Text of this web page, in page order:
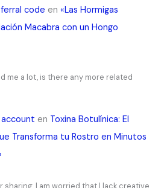
code en «Las Hormigas
Macabra con un Hongo
me a lot, is there any more related
en Toxina Botulínica: El
Transforma tu Rostro en Minutos